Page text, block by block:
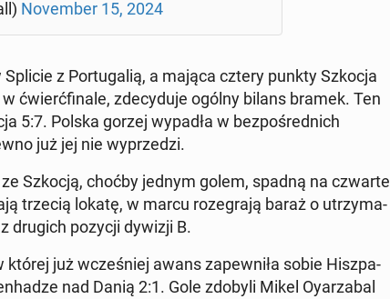
No­vem­ber 15, 2024
z Por­tu­ga­lią, a mająca cztery punkty Szkocja
ćwierć­fi­na­le, zde­cy­du­je ogólny bilans bramek. Ten
5:7. Polska gorzej wypadła w bez­po­śred­nich
już jej nie wy­prze­dzi.
Szkocją, choćby jednym golem, spadną na czwarte
trzecią lokatę, w marcu ro­ze­gra­ją baraż o utrzy­ma­
drugich pozycji dywizji B.
już wcze­śniej awans za­pew­ni­ła sobie Hisz­pa­
nad Danią 2:1. Gole zdobyli Mikel Oy­arza­bal